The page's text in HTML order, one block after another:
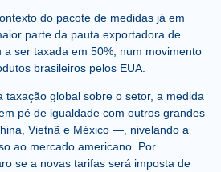
do pacote de medidas já em
parte da pauta exportadora de
a ser taxada em 50%, num movimento
brasileiros pelos EUA.
taxação global sobre o setor, a medida
pé de igualdade com outros grandes
Vietnã e México —, nivelando a
ao mercado americano. Por
se a novas tarifas será imposta de